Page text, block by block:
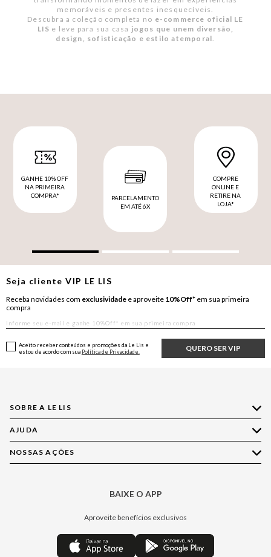
memoráveis e presentes inesquecíveis.
Descubra a coleção completa no e-commerce oficial LE
LIS e leve para sua casa jogos que unem diversão,
design, sofisticação e estilo atemporal.
GANHE 10% OFF
NA PRIMEIRA
COMPRA*
PARCELAMENTO
EM ATÉ 6X
COMPRE
ONLINE E
RETIRE NA
LOJA*
Seja clienteVIP LE LIS
Receba novidades com exclusividade e aproveite 10%Off* em sua primeira
compra
QUERO SER VIP
Aceito receber conteúdos e promoções da Le Lis e
estou de acordo com sua Política de Privacidade.
SOBRE A LE LIS
Quem Somos
Nossas Lojas
Política de Privacidade
Central de Preferências
AJUDA
Compre pelo WhatsApp
Central de Relacionamento
Regulamentos
NOSSAS AÇÕES
BAIXE O APP
Aproveite benefícios exclusivos